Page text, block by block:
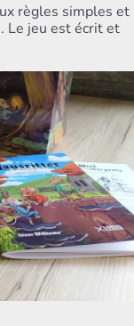
règles simples et
Le jeu est écrit et